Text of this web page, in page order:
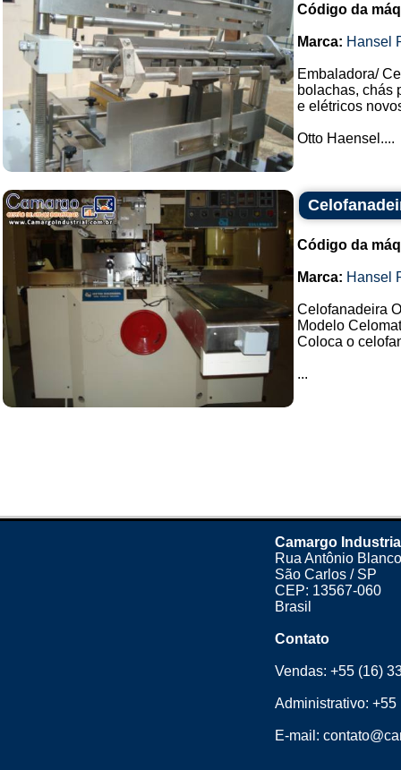
Código da
Marca: Hansel
Embaladora/
bolachas, chás
e elétricos
Otto Haensel....
Código da
Marca: Hansel
Celofanadeira
Modelo
Coloca o
...
Camargo
Rua Antônio
São Carlos / SP
CEP: 13567-060
Brasil
Contato
Vendas:+55 (16)
Administrativo:+55
E-mail: